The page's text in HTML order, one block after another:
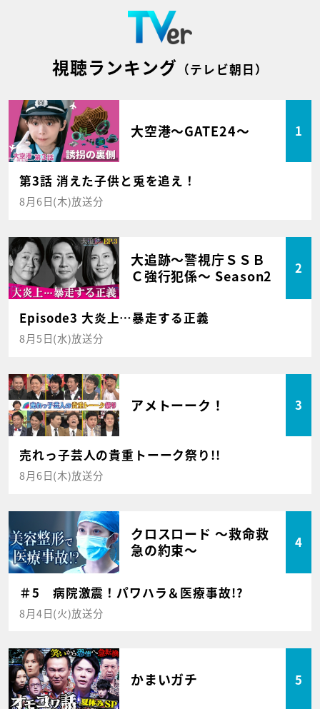
視聴ランキング （テレビ朝日）
大空港～GATE24～ 1
第3話 消えた子供と兎を追え！
8月6日(木)放送分
大追跡～警視庁ＳＳＢ
Ｃ強行犯係～ Season2
2
Episode3 大炎上…暴走する正義
8月5日(水)放送分
アメトーーク！ 3
売れっ子芸人の貴重トーーク祭り!!
8月6日(木)放送分
クロスロード ～救命救
急の約束～
4
＃5 病院激震！パワハラ＆医療事故!?
8月4日(火)放送分
かまいガチ 5